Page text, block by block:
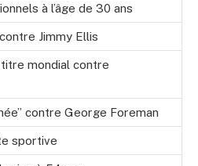
à l’âge de 30 ans
Jimmy Ellis
mondial contre
contre George Foreman
sportive